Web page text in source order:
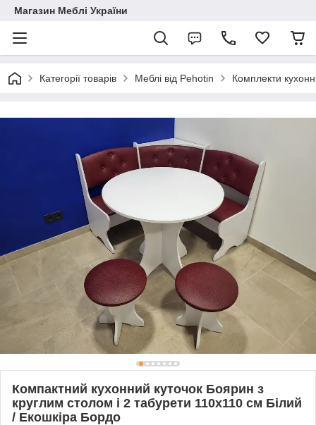
Магазин Меблі України
Категорії товарів Меблі від Pehotin Комплекти
Компактний кухонний куточок Боярин з
круглим столом і 2 табурети 110х110 см Білий
/ Екошкіра Бордо